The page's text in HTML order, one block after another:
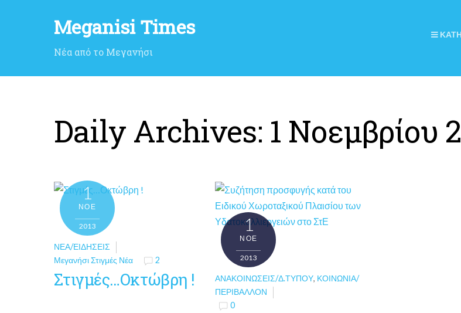
Meganisi Times
Νέα από το Μεγανήσι
Daily Archives: 1 Νοεμβρίου
1
ΝΟΈ
2013
ΝΈΑ/ΕΙΔΉΣΕΙΣ
Μεγανήσι Στιγμές Νέα
2
Στιγμές…Οκτώβρη !
1
ΝΟΈ
2013
ΑΝΑΚΟΙΝΏΣΕΙΣ/Δ.ΤΎΠΟΥ, ΚΟΙΝΩΝΊΑ/
ΠΕΡΙΒΆΛΛΟΝ
0